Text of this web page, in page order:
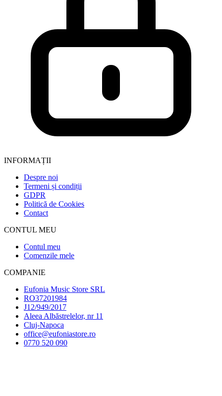
INFORMAȚII
Despre noi
Termeni și condiții
GDPR
Politică de Cookies
Contact
CONTUL MEU
Contul meu
Comenzile mele
COMPANIE
Eufonia Music Store SRL
RO37201984
J12/949/2017
Aleea Albăstrelelor, nr 11
Cluj-Napoca
office@eufoniastore.ro
0770 520 090